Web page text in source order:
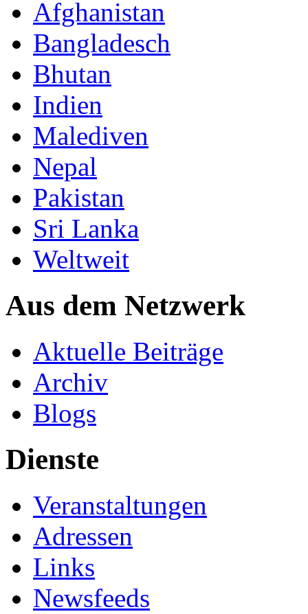
Afghanistan
Bangladesch
Bhutan
Indien
Malediven
Nepal
Pakistan
Sri Lanka
Weltweit
Aus dem Netzwerk
Aktuelle Beiträge
Archiv
Blogs
Dienste
Veranstaltungen
Adressen
Links
Newsfeeds